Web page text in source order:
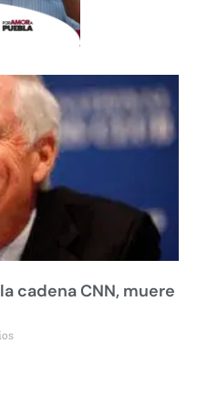
cadena CNN, muere